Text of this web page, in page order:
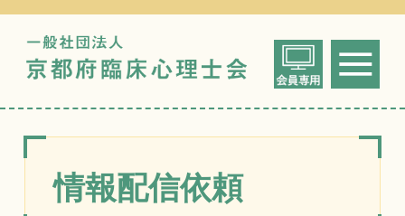
一般社団法人
京都府臨床心
情報配信依頼